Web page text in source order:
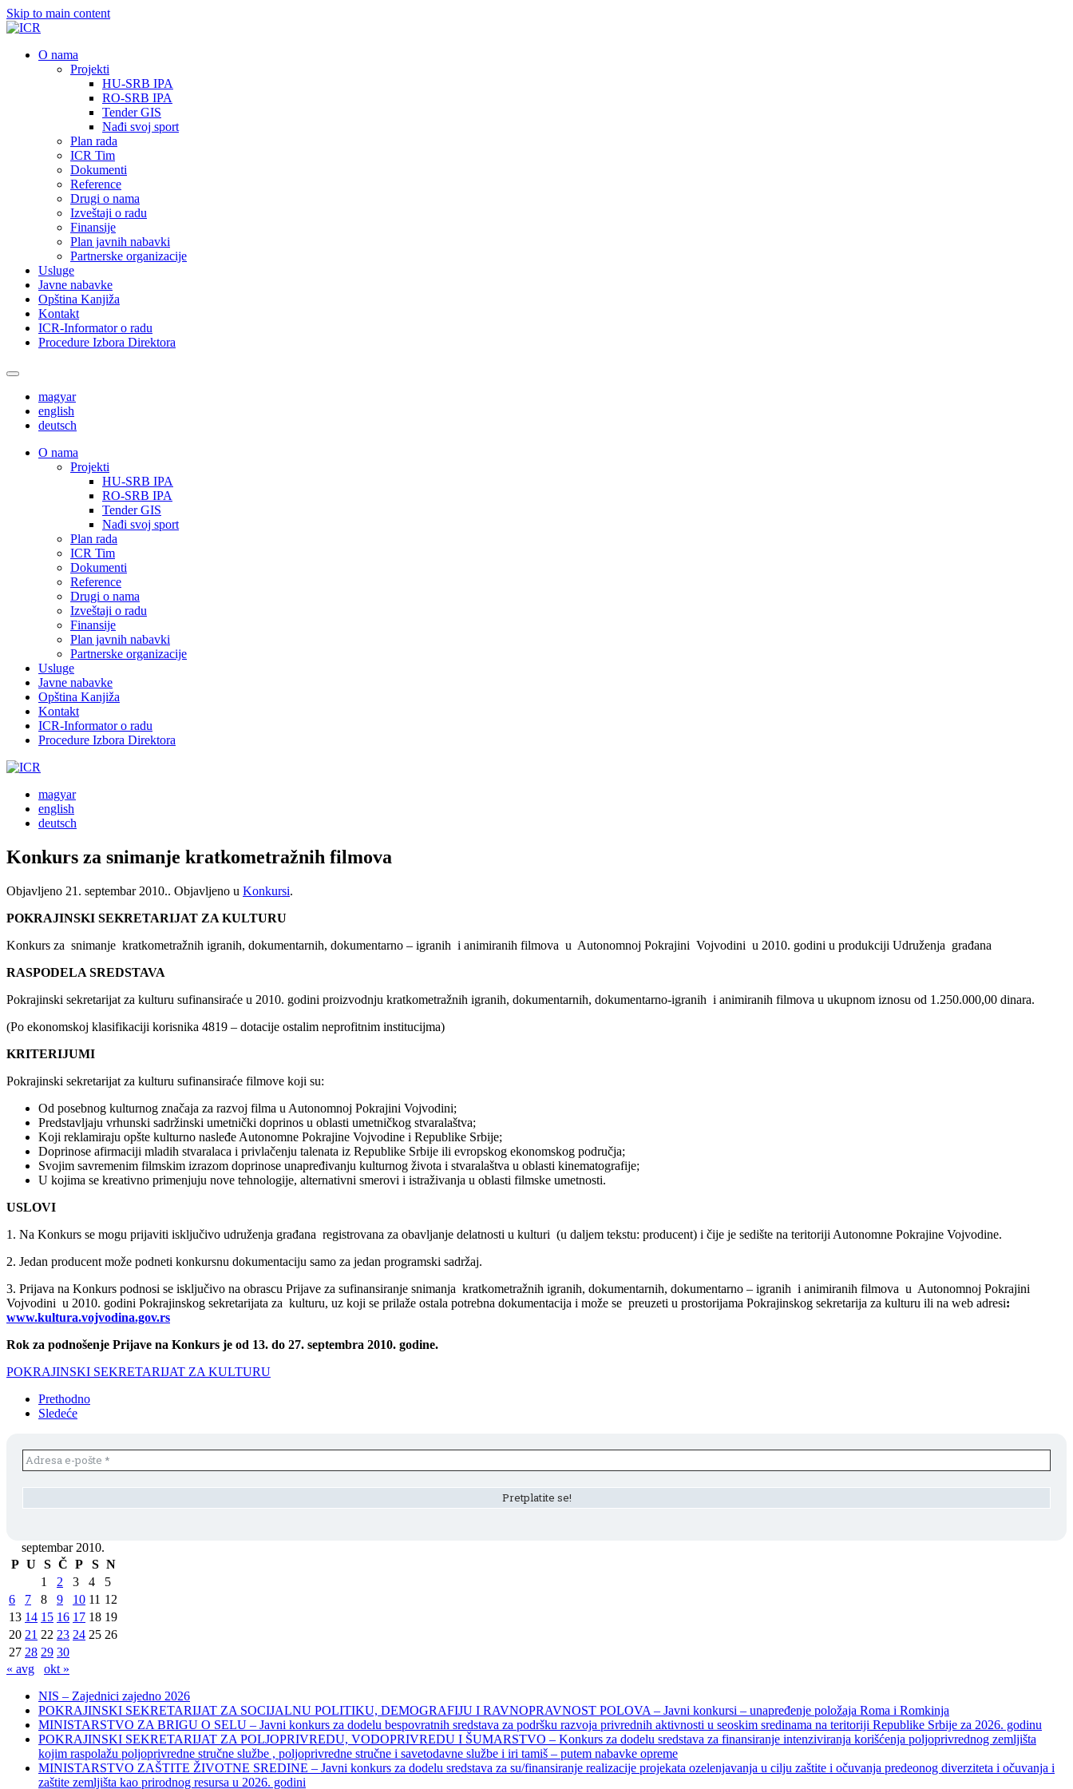
Skip to main content
О nama
Projekti
HU-SRB IPA
RO-SRB IPA
Tender GIS
Nađi svoj sport
Plan rada
ICR Tim
Dokumenti
Reference
Drugi o nama
Izveštaji o radu
Finansije
Plan javnih nabavki
Partnerske organizacije
Usluge
Javne nabavke
Opština Kanjiža
Kontakt
ICR-Informator o radu
Procedure Izbora Direktora
magyar
english
deutsch
О nama
Projekti
HU-SRB IPA
RO-SRB IPA
Tender GIS
Nađi svoj sport
Plan rada
ICR Tim
Dokumenti
Reference
Drugi o nama
Izveštaji o radu
Finansije
Plan javnih nabavki
Partnerske organizacije
Usluge
Javne nabavke
Opština Kanjiža
Kontakt
ICR-Informator o radu
Procedure Izbora Direktora
magyar
english
deutsch
Konkurs za snimanje kratkometražnih filmova
Objavljeno 21. septembar 2010.. Objavljeno u Konkursi.
POKRAJINSKI SEKRETARIJAT ZA KULTURU
Konkurs za snimanje kratkometražnih igranih, dokumentarnih, dokumentarno – igranih i animiranih filmova u Autonomnoj Pokrajini Vojvodini u 2010. godini u produkciji Udruženja građana
RASPODELA SREDSTAVA
Pokrajinski sekretarijat za kulturu sufinansiraće u 2010. godini proizvodnju kratkometražnih igranih, dokumentarnih, dokumentarno-igranih i animiranih filmova u ukupnom iznosu od 1.250.000,00 dinara.
(Po ekonomskoj klasifikaciji korisnika 4819 – dotacije ostalim neprofitnim institucijma)
KRITERIJUMI
Pokrajinski sekretarijat za kulturu sufinansiraće filmove koji su:
Od posebnog kulturnog značaja za razvoj filma u Autonomnoj Pokrajini Vojvodini;
Predstavljaju vrhunski sadržinski umetnički doprinos u oblasti umetničkog stvaralaštva;
Koji reklamiraju opšte kulturno nasleđe Autonomne Pokrajine Vojvodine i Republike Srbije;
Doprinose afirmaciji mladih stvaralaca i privlačenju talenata iz Republike Srbije ili evropskog ekonomskog područja;
Svojim savremenim filmskim izrazom doprinose unapređivanju kulturnog života i stvaralaštva u oblasti kinematografije;
U kojima se kreativno primenjuju nove tehnologije, alternativni smerovi i istraživanja u oblasti filmske umetnosti.
USLOVI
1. Na Konkurs se mogu prijaviti isključivo udruženja građana registrovana za obavljanje delatnosti u kulturi (u daljem tekstu: producent) i čije je sedište na teritoriji Autonomne Pokrajine Vojvodine.
2. Jedan producent može podneti konkursnu dokumentaciju samo za jedan programski sadržaj.
3. Prijava na Konkurs podnosi se isključivo na obrascu Prijave za sufinansiranje snimanja kratkometražnih igranih, dokumentarnih, dokumentarno – igranih i animiranih filmova u Autonomnoj Pokrajini
Vojvodini u 2010. godini Pokrajinskog sekretarijata za kulturu, uz koji se prilaže ostala potrebna dokumentacija i može se preuzeti u prostorijama Pokrajinskog sekretarija za kulturu ili na web adresi:
www.kultura.vojvodina.gov.rs
Rok za podnošenje Prijave na Konkurs je od 13. do 27. septembra 2010. godine.
POKRAJINSKI SEKRETARIJAT ZA KULTURU
Prethodno
Sledeće
septembar 2010.
P U S Č P S N
1
2 3 4
5
6
7 8 9 10 11 12
13 14 15 16 17 18 19
20 21 22 23 24 25 26
27 28 29 30
« avg
okt »
NIS – Zajednici zajedno 2026
POKRAJINSKI SEKRETARIJAT ZA SOCIJALNU POLITIKU, DEMOGRAFIJU I RAVNOPRAVNOST POLOVA – Javni konkursi – unapređenje položaja Roma i Romkinja
MINISTARSTVO ZA BRIGU O SELU – Javni konkurs za dodelu bespovratnih sredstava za podršku razvoja privrednih aktivnosti u seoskim sredinama na teritoriji Republike Srbije za 2026. godinu
POKRAJINSKI SEKRETARIJAT ZA POLJOPRIVREDU, VODOPRIVREDU I ŠUMARSTVO – Konkurs za dodelu sredstava za finansiranje intenziviranja korišćenja poljoprivrednog zemljišta
kojim raspolažu poljoprivredne stručne službe , poljoprivredne stručne i savetodavne službe i iri tamiš ‒ putem nabavke opreme
MINISTARSTVO ZAŠTITE ŽIVOTNE SREDINE – Javni konkurs za dodelu sredstava za su/finansiranje realizacije projekata ozelenjavanja u cilju zaštite i očuvanja predeonog diverziteta i očuvanja i
zaštite zemljišta kao prirodnog resursa u 2026. godini